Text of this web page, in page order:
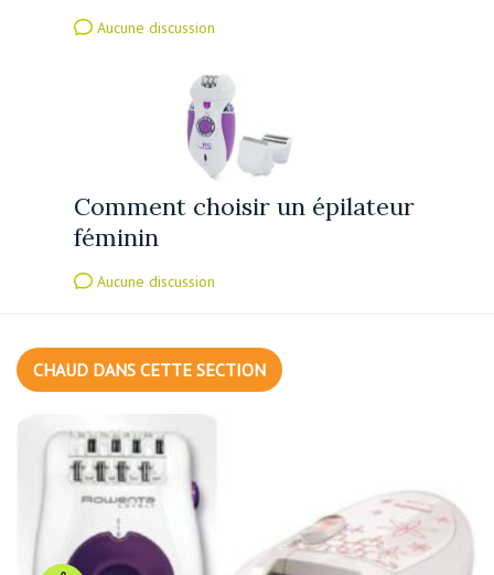
Aucune discussion
Comment choisir un épilateur
féminin
Aucune discussion
CHAUD DANS CETTE SECTION